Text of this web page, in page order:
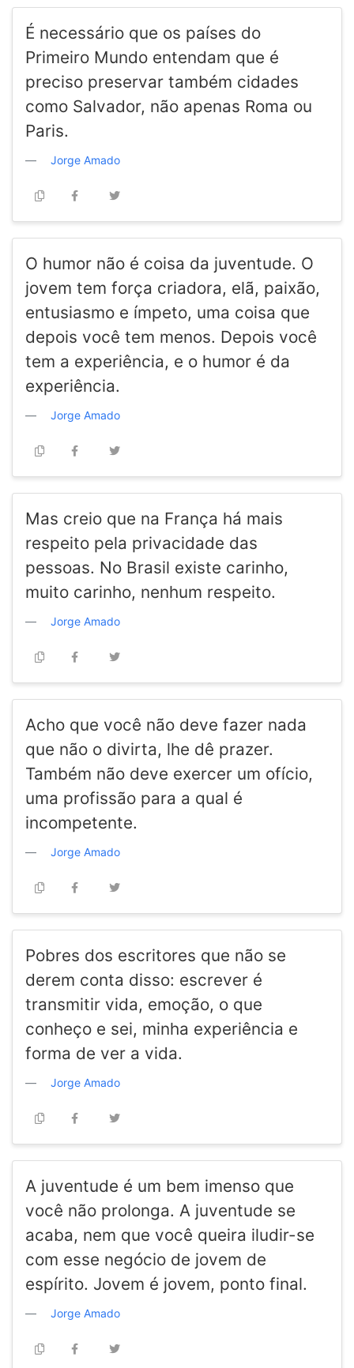
É necessário que os países do
Primeiro Mundo entendam que é
preciso preservar também cidades
como Salvador, não apenas Roma ou
Paris.
Jorge Amado
O humor não é coisa da juventude. O
jovem tem força criadora, elã, paixão,
entusiasmo e ímpeto, uma coisa que
depois você tem menos. Depois você
tem a experiência, e o humor é da
experiência.
Jorge Amado
Mas creio que na França há mais
respeito pela privacidade das
pessoas. No Brasil existe carinho,
muito carinho, nenhum respeito.
Jorge Amado
Acho que você não deve fazer nada
que não o divirta, lhe dê prazer.
Também não deve exercer um ofício,
uma profissão para a qual é
incompetente.
Jorge Amado
Pobres dos escritores que não se
derem conta disso: escrever é
transmitir vida, emoção, o que
conheço e sei, minha experiência e
forma de ver a vida.
Jorge Amado
A juventude é um bem imenso que
você não prolonga. A juventude se
acaba, nem que você queira iludir-se
com esse negócio de jovem de
espírito. Jovem é jovem, ponto final.
Jorge Amado